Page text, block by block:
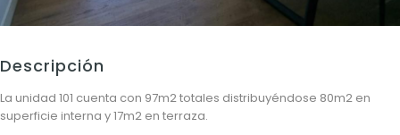
Descripción
La unidad 101 cuenta con 97m2 totales distribuyéndose 80m2 en
superficie interna y 17m2 en terraza.